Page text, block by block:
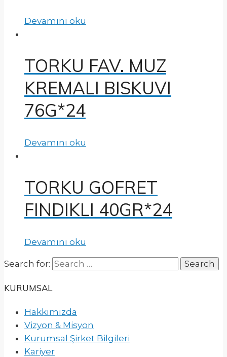
Devamını oku
TORKU FAV. MUZ
KREMALI BISKUVI
76G*24
Devamını oku
TORKU GOFRET
FINDIKLI 40GR*24
Devamını oku
Search for:
KURUMSAL
Hakkımızda
Vizyon & Misyon
Kurumsal Şirket Bilgileri
Kariyer